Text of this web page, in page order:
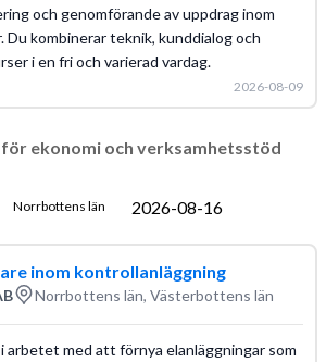
och genomförande av uppdrag inom
Du kombinerar teknik, kunddialog och
i en fri och varierad vardag.
2026-08-09
ekonomi och verksamhetsstöd
Norrbottens län 2026-08-16
inom kontrollanläggning
Norrbottens län, Västerbottens län
arbetet med att förnya elanläggningar som